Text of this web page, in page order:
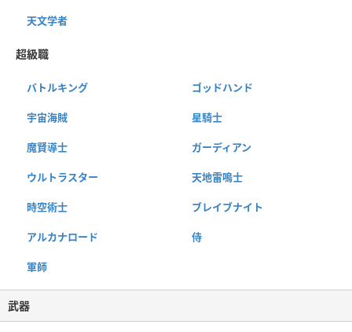
天文学者
超級職
バトルキング ゴッドハンド
宇宙海賊 星騎士
魔賢導士 ガーディアン
ウルトラスター 天地雷鳴士
時空術士 ブレイブナイト
アルカナロード 侍
軍師
武器